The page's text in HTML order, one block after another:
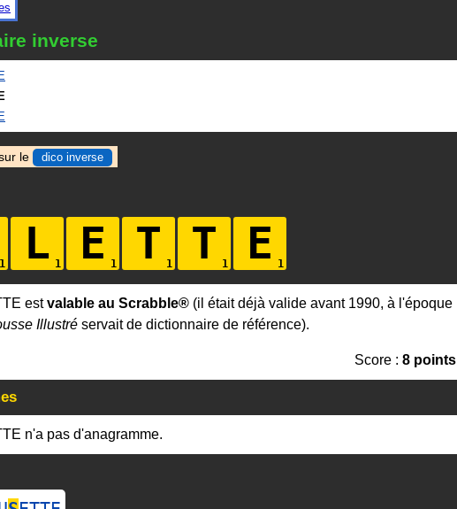
inverse
le dico inverse
L E T T E
estvalable au Scrabble® (il était déjà valide avant 1990, à l'époque
Illustré servait de dictionnaire de référence).
Score : 8 points
n'a pas d'anagramme.